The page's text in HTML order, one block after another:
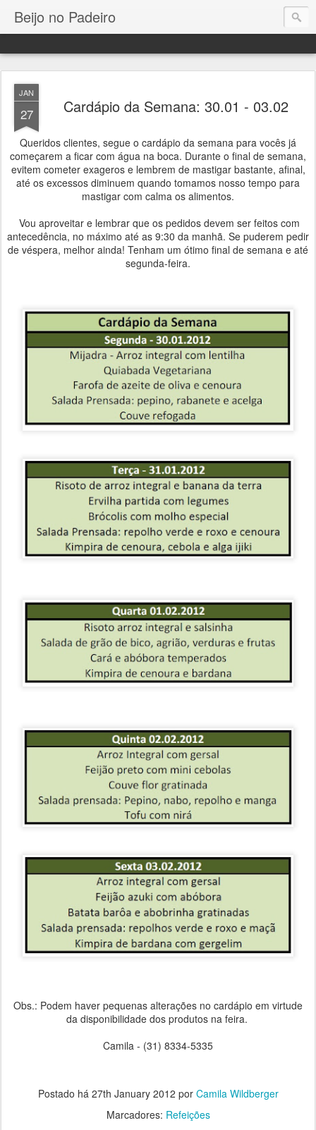
Beijo no Padeiro
JAN
27 Cardápio da Semana: 30.01 - 03.02
Queridos clientes, segue o cardápio da semana para vocês já
começarem a ficar com água na boca. Durante o final de semana,
evitem cometer exageros e lembrem de mastigar bastante, afinal,
até os excessos diminuem quando tomamos nosso tempo para
mastigar com calma os alimentos.
Vou aproveitar e lembrar que os pedidos devem ser feitos com
antecedência, no máximo até as 9:30 da manhã. Se puderem pedir
de véspera, melhor ainda! Tenham um ótimo final de semana e até
segunda-feira.
Obs.: Podem haver pequenas alterações no cardápio em virtude
da disponibilidade dos produtos na feira.
Camila - (31) 8334-5335
Postado há 27th January 2012 por Camila Wildberger
Marcadores: Refeições